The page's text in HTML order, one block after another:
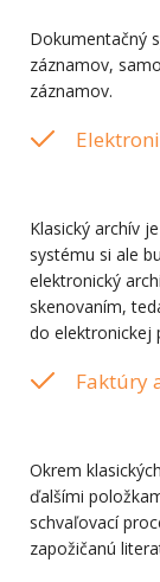
Dokumentačný
záznamov,
záznamov.
Klasický archív
systému si ale
elektronický
skenovaním,
do elektronickej
Faktúry
Okrem
ďalšími
schvaľovací
zapožičanú